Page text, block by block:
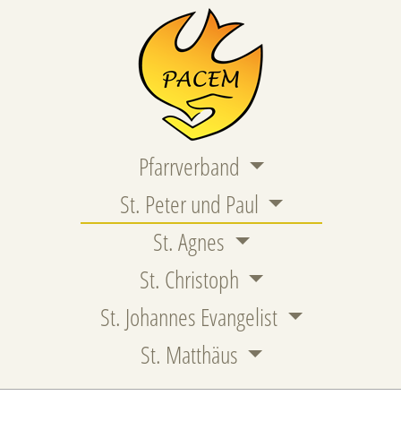
Pfarrverband
St. Peter und Paul
St. Agnes
St. Christoph
St. Johannes Evangelist
St. Matthäus